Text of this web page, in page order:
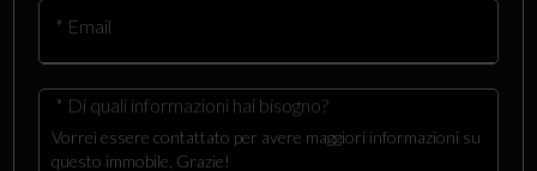
* Email
* Di quali informazioni hai bisogno?